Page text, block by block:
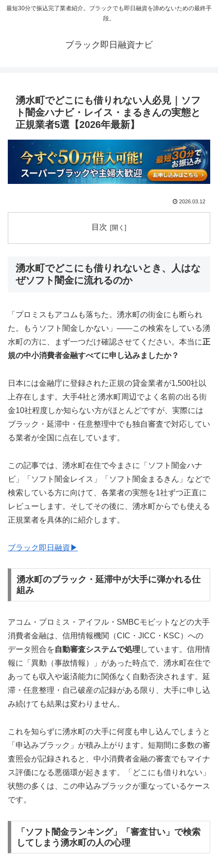
最短30分で振込完了業者紹介。ブラックでも即日融資を諦めないための最終手
段。
ブラック即日融資ナビ
湧水町でどこにも借りれない人必見｜ソフ
ト闇金ハナビ・レイス・まるきんの実態と
正規業者5選【2026年最新】
2026.03.12
目次
湧水町でどこにも借りれないとき、人はな
ぜソフト闇金に流れるのか
「プロミスもアコムも落ちた。湧水町の街金にも断られ
た。もうソフト闇金しかない」——この検索をしている湧
水町の方に、まず一つだけ確認させてください。本当に正
規の中小消費者金融すべてに申し込みましたか？
日本には金融庁に登録された正規の貸金業者が1,500社以
上存在します。大手4社と湧水町周辺でよく名前の出る街
金10社程度しか知らない方がほとんどですが、実際には
ブラック・延滞中・任意整理中でも独自審査で対応してい
る業者が全国に点在しています。
この記事では、湧水町在住で今まさに「ソフト闇金ハナ
ビ」「ソフト闇金レイス」「ソフト闇金まるきん」などで
検索している方に向けて、各業者の実態を1社ずつ正直に
レビューします。そしてその後に、湧水町からでも使える
正規業者を具体的に紹介します。
ブラック即日融資▶
湧水町のブラック・延滞中が大手に弾かれる仕
組み
アコム・プロミス・アイフル・SMBCモビットなどの大手
消費者金融は、信用情報機関（CIC・JICC・KSC）への
データ照合を自動審査システムで処理 しています。信用情
報に「異動（事故情報）」があった時点で、湧水町在住で
あっても収入や返済能力に関係なく自動否決されます。延
滞・任意整理・自己破産の記録がある限り、大手に申し込
み続けても結果は変わりません。
これを知らずに湧水町の大手に何度も申し込んでしまうと
「申込みブラック」が積み上がります。短期間に多数の審
査照会が記録されると、中小消費者金融の審査でもマイナ
ス評価になる悪循環が起きます。「どこにも借りれない」
状態の多くは、この申込みブラックが重なっているケース
です。
「ソフト闇金ランキング」「審査甘い」で検索
してしまう湧水町の人の心理